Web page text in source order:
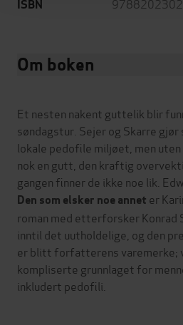
ISBN
Om boken
Et nesten nakent guttelik blir
søndagstur. Sejer og Skarre
lokale pedofile miljøet, men
nok en gutt, den kraftig
gangen finner de ikke noe lik.
Den som elsker noe annet er
roman med etterforsker Konrad
inntil det uutholdelige, og den
er blitt forfatterens varemerke;
kompliserte grunnlaget for
inkludert pedofili.